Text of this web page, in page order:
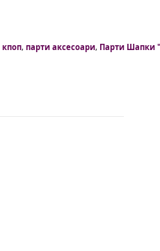
кпоп, парти аксесоари, Парти Шапки